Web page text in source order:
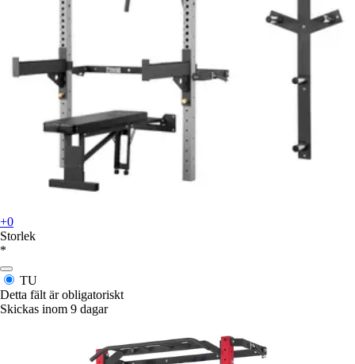
+0
Storlek
*
TU
Detta fält är obligatoriskt
Skickas inom 9 dagar